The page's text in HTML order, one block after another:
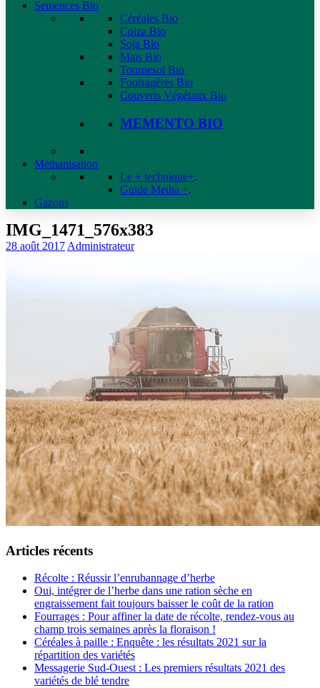
Semences Bio
Céréales Bio
Colza Bio
Soja Bio
Maïs Bio
Tournesol Bio
Fourragères Bio
Couverts Végétaux Bio
MEMENTO BIO
Méthanisation
Le + technique+.
Guide Metha +.
Gazons
IMG_1471_576x383
28 août 2017 Administrateur
Articles récents
Récolte : Réussir l’enrubannage d’herbe
Oui, intégrer de l’herbe dans une ration sèche en
engraissement fait toujours baisser le coût de la ration
Fourrages : Pour affiner la date de récolte, rendez-vous au
champ trois semaines après la floraison !
Céréales à paille : Enquête : les résultats 2021 sur la
répartition des variétés
Messagerie Sud-Ouest : Les premiers résultats 2021 des
variétés de blé tendre